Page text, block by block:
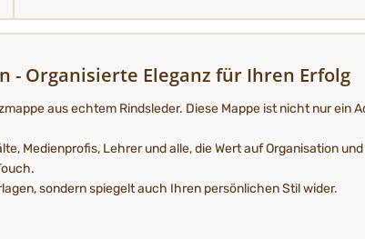
- Organisierte Eleganz für Ihren Erfolg
aus echtem Rindsleder. Diese Mappe ist nicht nur ein
Medienprofis, Lehrer und alle, die Wert auf Organisation
sondern spiegelt auch Ihren persönlichen Stil wider.